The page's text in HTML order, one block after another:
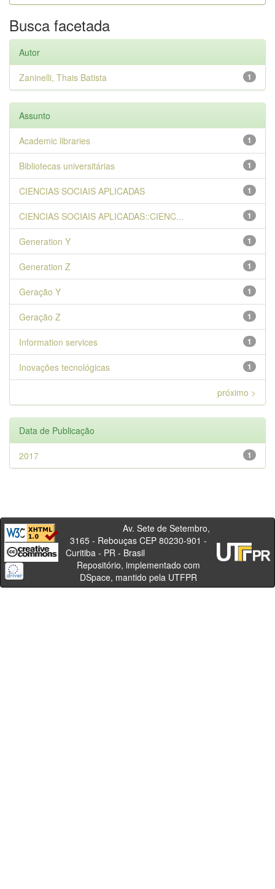
Busca facetada
Autor
1
Zaninelli, Thais Batista
Assunto
1
Academic libraries
1
Bibliotecas universitárias
1
CIENCIAS SOCIAIS APLICADAS
1
CIENCIAS SOCIAIS APLICADAS::CIENC...
1
Generation Y
1
Generation Z
1
Geração Y
1
Geração Z
1
Information services
1
Inovações tecnológicas
próximo >
Data de Publicação
1
2017
Av. Sete de Setembro,
3165 - Rebouças CEP 80230-901 -
Curitiba - PR - Brasil
Repositório, implementado com
DSpace, mantido pela UTFPR